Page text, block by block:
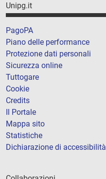
Unipg.it
PagoPA
Piano delle performance
Protezione dati personali
Sicurezza online
Tuttogare
Cookie
Credits
Il Portale
Mappa sito
Statistiche
Dichiarazione di accessibilità